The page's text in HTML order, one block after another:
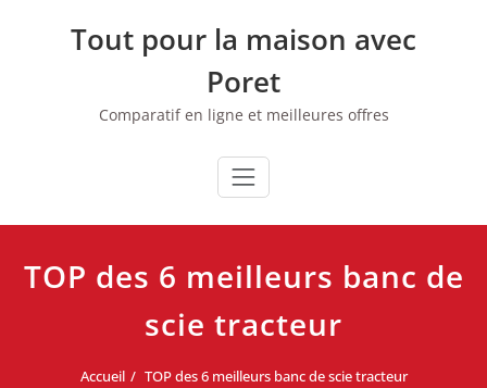
Tout pour la maison avec
Poret
Comparatif en ligne et meilleures offres
TOP des 6 meilleurs banc de
scie tracteur
Accueil TOP des 6 meilleurs banc de scie tracteur